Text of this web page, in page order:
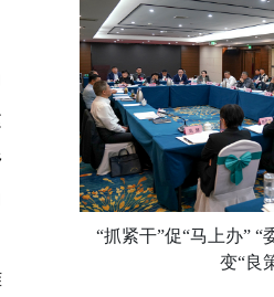
“抓紧干”促“马上办” “
变“良